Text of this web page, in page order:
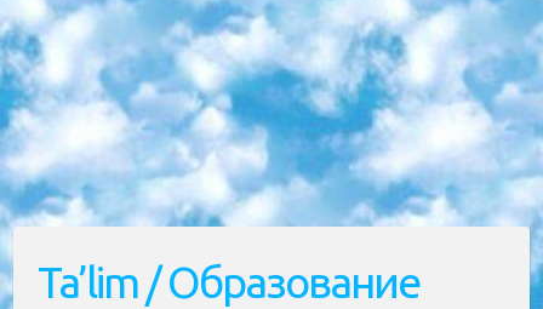
Ta’lim / Образование